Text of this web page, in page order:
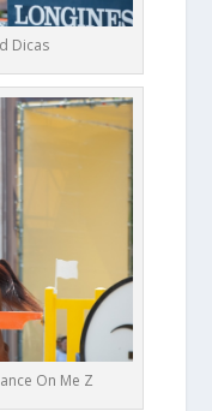
Dicas
On Me Z